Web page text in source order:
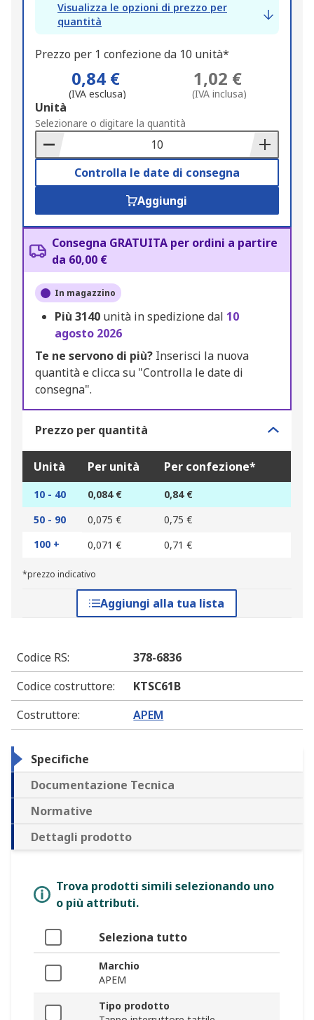
Visualizza le opzioni di prezzo per
quantità
Prezzo per 1 confezione da 10 unità*
0,84 €
(IVA esclusa)
1,02 €
(IVA inclusa)
Add
to
Basket
Unità
Selezionare o digitare la quantità
Controlla le date di consegna
Aggiungi
Consegna GRATUITA per ordini a partire
da 60,00 €
In magazzino
Più 3140 unità in spedizione dal 10
agosto 2026
Te ne servono di più? Inserisci la nuova
quantità e clicca su "Controlla le date di
consegna".
Prezzo per quantità
Unità Per unità Per confezione*
10 - 40 0,084 €
0,84 €
50 - 90
0,075 €
0,75 €
100 +
0,071 € 0,71 €
*prezzo indicativo
Aggiungi alla tua lista
Codice RS:
378-6836
Codice costruttore:
KTSC61B
Costruttore: APEM
Specifiche
Documentazione Tecnica
Normative
Dettagli prodotto
Trova prodotti simili selezionando uno
o più attributi.
Seleziona tutto
Marchio
APEM
Tipo prodotto